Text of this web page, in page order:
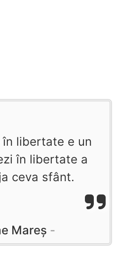
în libertate e un
în libertate a
ceva sfânt.
Mareș